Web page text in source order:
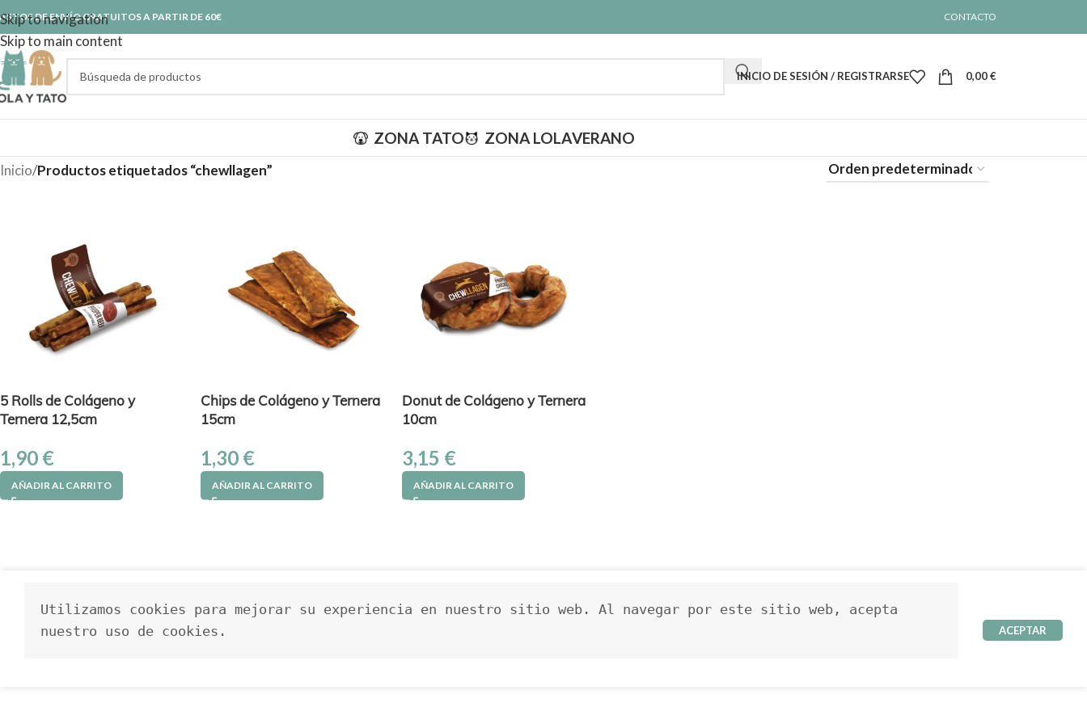
Skip to navigation
Skip to main content
DE ENVÍO GRATUITOS A PARTIR DE 60€ CONTACTO
INICIO DE SESIÓN / REGISTRARSE 0,00€
ZONA TATO ZONA LOLAVERANO
Inicio/Productos etiquetados “chewllagen”
5 Rolls de Colágeno y
Ternera 12,5cm
1,90 €
AÑADIR AL CARRITO
Chips de Colágeno y Ternera
15cm
1,30 €
AÑADIR AL CARRITO
Donut de Colágeno y Ternera
10cm
3,15 €
AÑADIR AL CARRITO
Utilizamos cookies para mejorar su experiencia en nuestro sitio web. Al navegar por este sitio web, acepta
nuestro uso de cookies.
ACEPTAR